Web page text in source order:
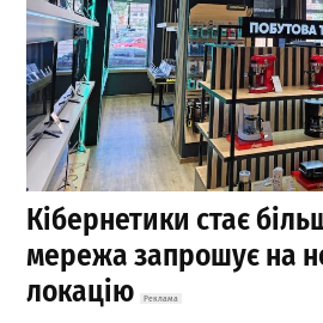
Кібернетики стає
мережа запрошує на
локацію